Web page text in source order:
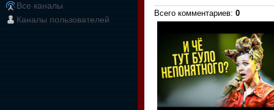
Все каналы
Каналы пользователей
Всего комментариев: 0